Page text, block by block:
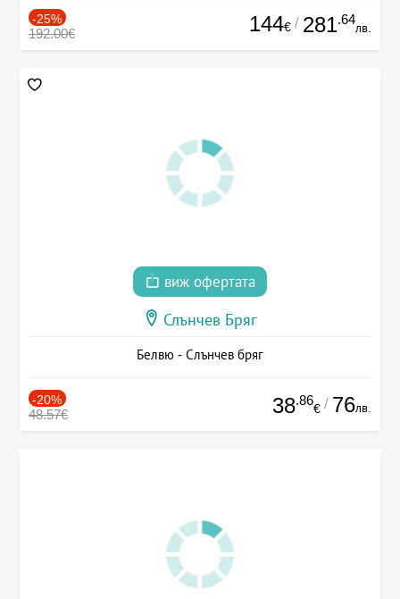
-25%
192.00€ 144€ / 281.64
лв.
виж офертата
Слънчев Бряг
Белвю - Слънчев бряг
-20%
48.57€ 38.86
€ / 76лв.